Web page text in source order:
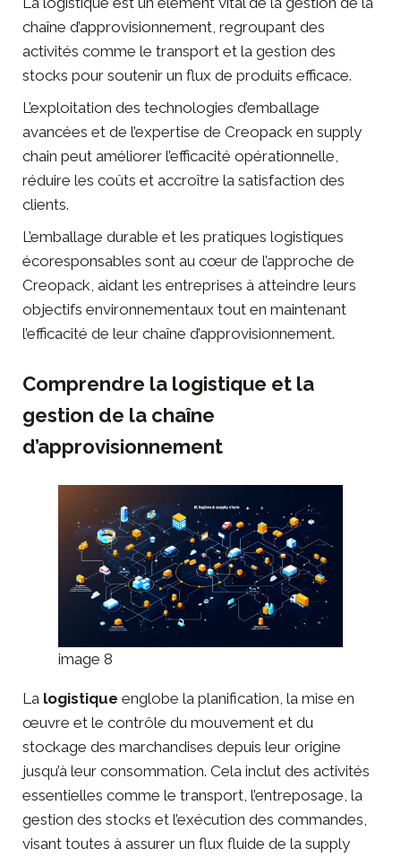
chaîne d’approvisionnement, regroupant des
activités comme le transport et la gestion des
stocks pour soutenir un flux de produits efficace.
L’exploitation des technologies d’emballage
avancées et de l’expertise de Creopack en supply
chain peut améliorer l’efficacité opérationnelle,
réduire les coûts et accroître la satisfaction des
clients.
L’emballage durable et les pratiques logistiques
écoresponsables sont au cœur de l’approche de
Creopack, aidant les entreprises à atteindre leurs
objectifs environnementaux tout en maintenant
l’efficacité de leur chaîne d’approvisionnement.
Comprendre la logistique et la
gestion de la chaîne
d’approvisionnement
image 8
La logistique englobe la planification, la mise en
œuvre et le contrôle du mouvement et du
stockage des marchandises depuis leur origine
jusqu’à leur consommation. Cela inclut des activités
essentielles comme le transport, l’entreposage, la
gestion des stocks et l’exécution des commandes,
visant toutes à assurer un flux fluide de la supply